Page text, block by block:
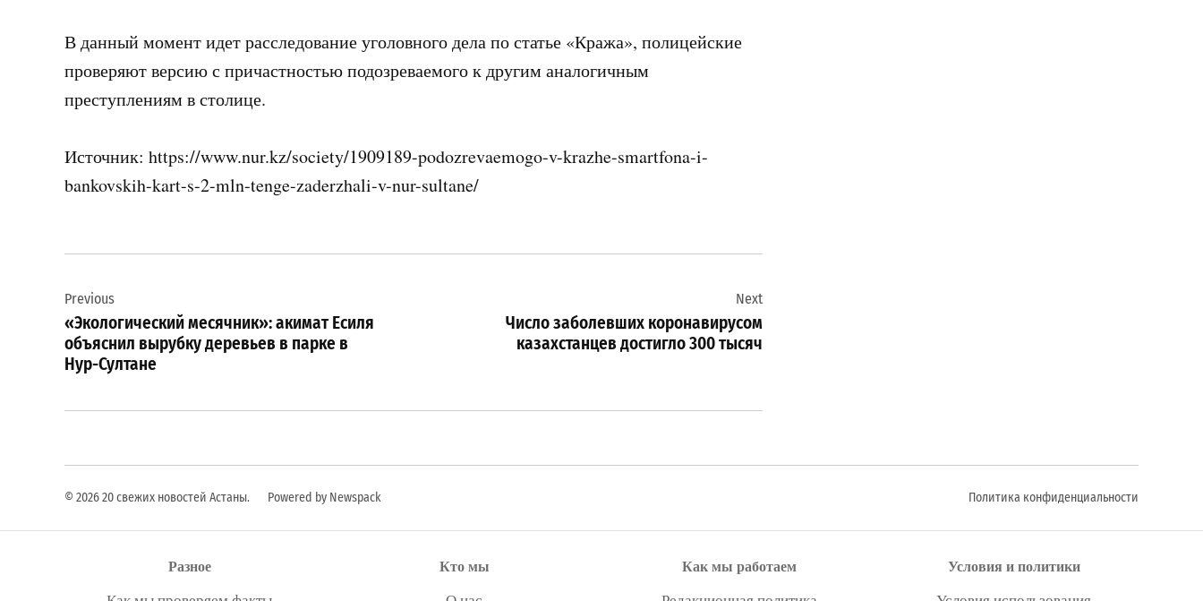
В данный момент идет расследование уголовного дела по статье «Кража», полицейские
проверяют версию с причастностью подозреваемого к другим аналогичным
преступлениям в столице.
Источник: https://www.nur.kz/society/1909189-podozrevaemogo-v-krazhe-smartfona-i-
bankovskih-kart-s-2-mln-tenge-zaderzhali-v-nur-sultane/
по
записям
Previous
«Экологический месячник»: акимат Есиля
объяснил вырубку деревьев в парке в
Нур-Султане
Next
Число заболевших коронавирусом
казахстанцев достигло 300 тысяч
© 2026 20 свежих новостей Астаны. Powered by Newspack Политика конфиденциальности
Разное Кто мы Как мы работаем Условия и политики